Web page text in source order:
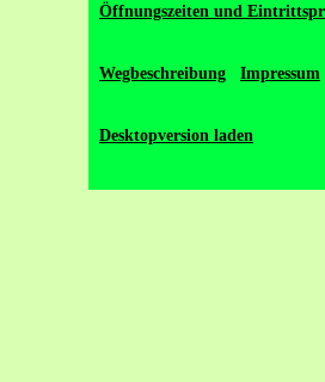
Öffnungszeiten und
Wegbeschreibung Impressum
Desktopversion laden
Copyright © 2026 Mirko